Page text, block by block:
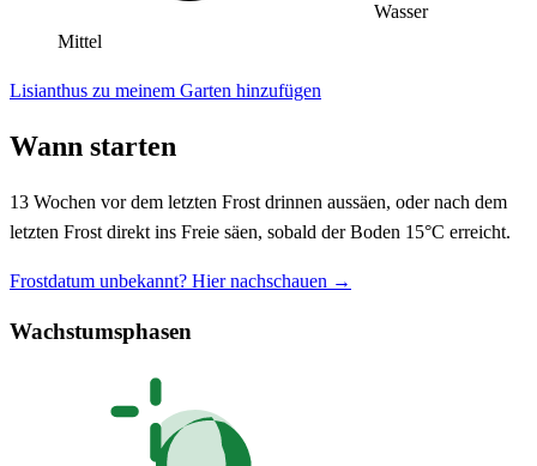
Wasser
Mittel
Lisianthus zu meinem Garten hinzufügen
Wann starten
13 Wochen vor dem letzten Frost drinnen aussäen, oder nach dem
letzten Frost direkt ins Freie säen, sobald der Boden 15°C erreicht.
Frostdatum unbekannt? Hier nachschauen →
Wachstumsphasen